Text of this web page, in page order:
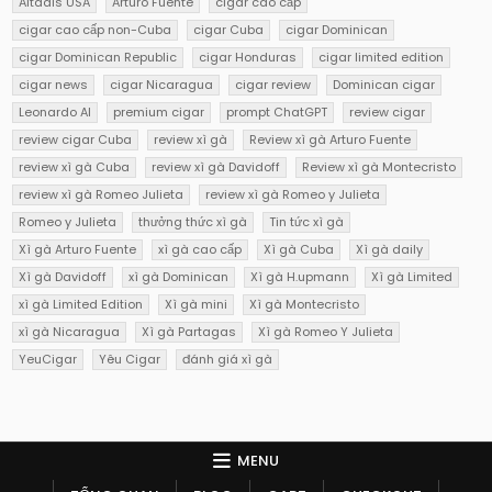
cigar cao cấp non-Cuba
cigar Cuba
cigar Dominican
cigar Dominican Republic
cigar Honduras
cigar limited edition
cigar news
cigar Nicaragua cigar review
Dominican cigar
Leonardo AI
premium cigar prompt ChatGPT
review cigar
review cigar Cuba
review xì gà
Review xì gà Arturo Fuente
review xì gà Cuba
review xì gà Davidoff
Review xì gà Montecristo
review xì gà Romeo Julieta
review xì gà Romeo y Julieta
Romeo y Julieta
thưởng thức xì gà
Tin tức xì gà
Xì gà Arturo Fuente
xì gà cao cấp Xì gà Cuba
Xì gà daily
Xì gà Davidoff
xì gà Dominican Xì gà H.upmann
Xì gà Limited
xì gà Limited Edition
Xì gà mini
Xì gà Montecristo
xì gà Nicaragua
Xì gà Partagas
Xì gà Romeo Y Julieta
YeuCigar
Yêu Cigar đánh giá xì gà
MENU